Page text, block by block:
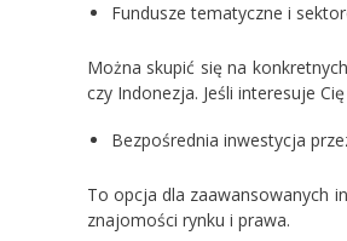
Fundusze tematyczne i
Można skupić się na
czy Indonezja. Jeśli interesuje
Bezpośrednia inwestycja
To opcja dla zaawansowanych
znajomości rynku i prawa.